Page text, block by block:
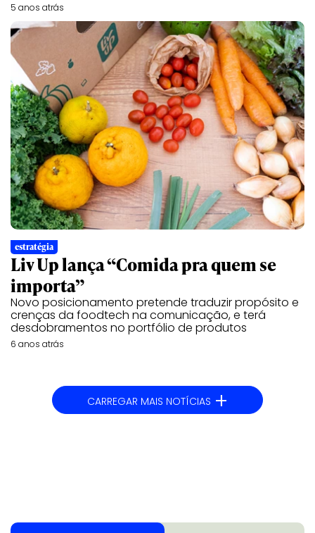
5 anos atrás
estratégia
Liv Up lança “Comida pra quem se
importa”
Novo posicionamento pretende traduzir propósito e
crenças da foodtech na comunicação, e terá
desdobramentos no portfólio de produtos
6 anos atrás
CARREGAR MAIS NOTÍCIAS +